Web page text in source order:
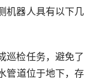
机器人具有以下几
巡检任务，避免了
管道位于地下，存